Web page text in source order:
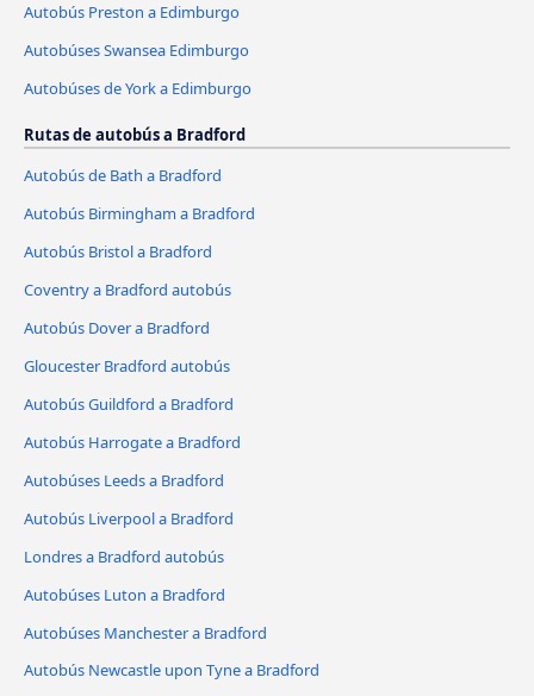
Autobús Preston a Edimburgo
Autobúses Swansea Edimburgo
Autobúses de York a Edimburgo
Rutas de autobús a Bradford
Autobús de Bath a Bradford
Autobús Birmingham a Bradford
Autobús Bristol a Bradford
Coventry a Bradford autobús
Autobús Dover a Bradford
Gloucester Bradford autobús
Autobús Guildford a Bradford
Autobús Harrogate a Bradford
Autobúses Leeds a Bradford
Autobús Liverpool a Bradford
Londres a Bradford autobús
Autobúses Luton a Bradford
Autobúses Manchester a Bradford
Autobús Newcastle upon Tyne a Bradford